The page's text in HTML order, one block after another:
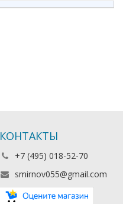
КОНТАКТЫ
+7 (495) 018-52-70
smirnov055@gmail.com